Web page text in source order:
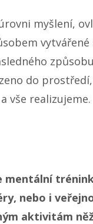
myšlení,
do
vše realizujeme.
mentální
nebo i
aktivitám